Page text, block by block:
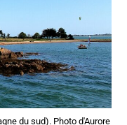
du sud). Photo d'Aurore